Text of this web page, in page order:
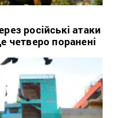
російські атаки
четверо поранені